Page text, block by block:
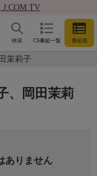
J:COM TV
CS番組一覧 番組表
検索
茉莉子
、岡田茉莉
ありません